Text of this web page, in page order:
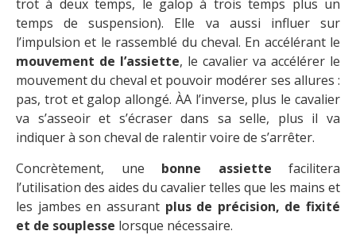
trot à deux temps, le galop à trois temps plus un
temps de suspension). Elle va aussi influer sur
l’impulsion et le rassemblé du cheval. En accélérant le
mouvement de l’assiette, le cavalier va accélérer le
mouvement du cheval et pouvoir modérer ses allures :
pas, trot et galop allongé. ÀA l’inverse, plus le cavalier
va s’asseoir et s’écraser dans sa selle, plus il va
indiquer à son cheval de ralentir voire de s’arrêter.
Concrètement, une bonne assiette facilitera
l’utilisation des aides du cavalier telles que les mains et
les jambes en assurant plus de précision, de fixité
et de souplesse lorsque nécessaire.